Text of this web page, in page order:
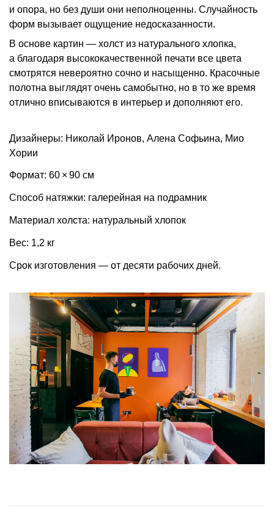
и опора, но без души они неполноценны. Случайность
форм вызывает ощущение недосказанности.
В основе картин — холст из натурального хлопка,
а благодаря высококачественной печати все цвета
смотрятся невероятно сочно и насыщенно. Красочные
полотна выглядят очень самобытно, но в то же время
отлично вписываются в интерьер и дополняют его.
Дизайнеры: Николай Иронов, Алена Софьина, Мио
Хории
Формат: 60 × 90 см
Способ натяжки: галерейная на подрамник
Материал холста: натуральный хлопок
Вес: 1,2 кг
Срок изготовления — от десяти рабочих дней.